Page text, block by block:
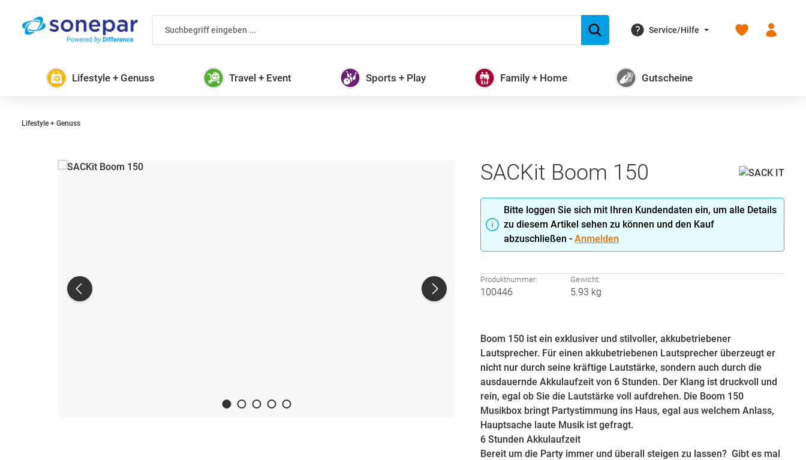
Hauptinhalt springen
Zur Suche springen
Zur Hauptnavigation springen
Service/Hilfe
Du hast 0
Lifestyle + Genuss Travel + Event Sports + Play Family + Home Gutscheine
Lifestyle + Genuss
SACKit Boom 150
Bitte loggen Sie sich mit Ihren Kundendaten ein, um alle Details
zu diesem Artikel sehen zu können und den Kauf
abzuschließen -Anmelden
Produktnummer:
100446
Gewicht:
5.93 kg
Boom 150 ist ein exklusiver und stilvoller, akkubetriebener
Lautsprecher. Für einen akkubetriebenen Lautsprecher überzeugt er
nicht nur durch seine kräftige Lautstärke, sondern auch durch die
ausdauernde Akkulaufzeit von 6 Stunden. Der Klang ist druckvoll und
rein, egal ob Sie die Lautstärke voll aufdrehen. Die Boom 150
Musikbox bringt Partystimmung ins Haus, egal aus welchem Anlass,
Hauptsache laute Musik ist gefragt.
6 Stunden Akkulaufzeit
Bereit um die Party immer und überall steigen zu lassen? Gibt es mal